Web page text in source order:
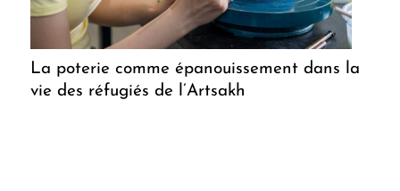
La poterie comme épanouissement dans la
vie des réfugiés de l’Artsakh